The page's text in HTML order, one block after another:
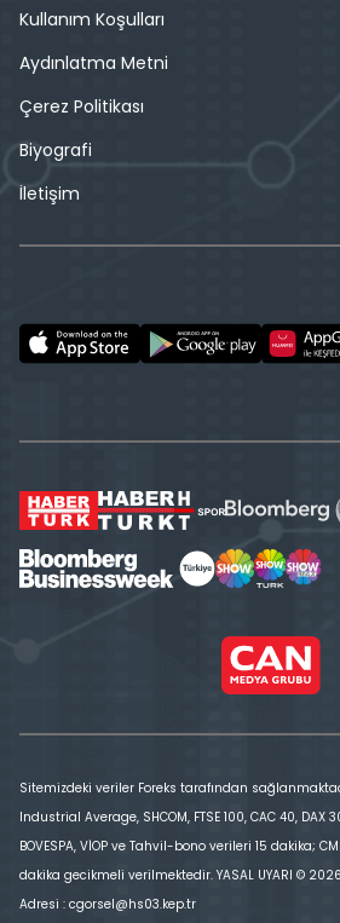
Kullanım Koşulları
Aydınlatma Metni
Çerez Politikası
Biyografi
İletişim
Sitemizdeki veriler Foreks tarafından
Industrial Average, SHCOM, FTSE 100, CAC 40, DAX
BOVESPA, VİOP ve Tahvil-bono verileri 15 dakika;
dakika gecikmeli verilmektedir. YASAL UYARI ©
Adresi : cgorsel@hs03.kep.tr